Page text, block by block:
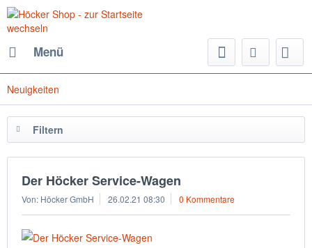
Menü
Neuigkeiten
Filtern
Der Höcker Service-Wagen
Von: Höcker GmbH 26.02.21 08:30 0 Kommentare